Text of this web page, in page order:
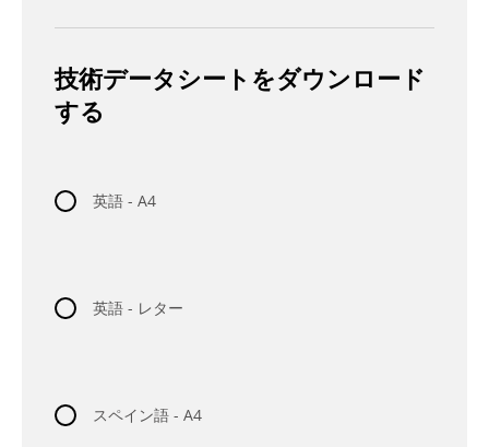
技術データシートをダウンロード
する
英語 - A4
英語 - レター
スペイン語 - A4